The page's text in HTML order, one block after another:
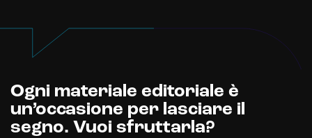
Gestione hosting e manutenzione di siti web
Ogni materiale editoriale è
un’occasione per lasciare il
segno. Vuoi sfruttarla?